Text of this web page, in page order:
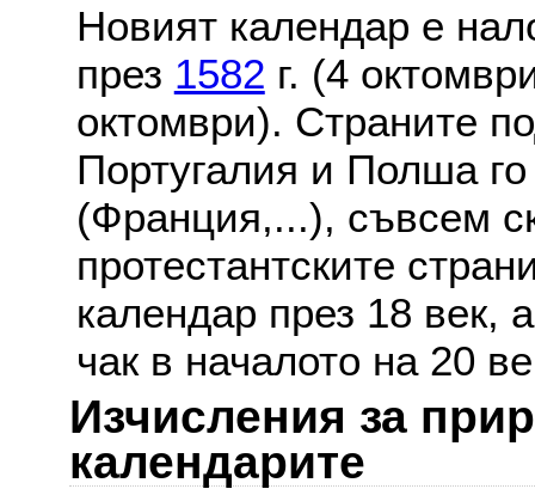
Новият календар е
през 1582 г. (4
октомври). Страните
Португалия и Полша
(Франция,...), съвсем
протестантските
календар през 18 век,
чак в началото на 20
Изчисления за
календарите